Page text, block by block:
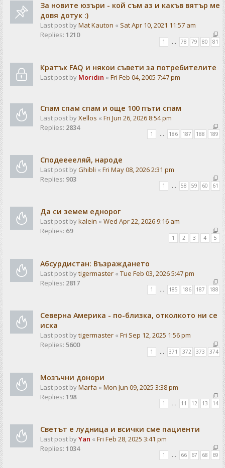
За новите юзъри - кой съм аз и какъв вятър ме
довя дотук :)
Last post byMat Kauton « Sat Apr 10, 2021 11:57 am
Replies: 1210
1 78 79 80 81
Кратък FAQ и някои съвети за потребителите
Last post by Moridin « Fri Feb 04, 2005 7:47 pm
Спам спам спам и още 100 пъти спам
Last post byXellos « Fri Jun 26, 2026 8:54 pm
Replies: 2834
1 … 186 187 188 189
Сподееееляй, народе
Last post byGhibli « Fri May 08, 2026 2:31 pm
Replies: 903
1 … 58 59 60 61
Да си земем еднорог
Last post bykalein « Wed Apr 22, 2026 9:16 am
Replies: 69
1 2 3 4 5
Абсурдистан: Възраждането
Last post bytigermaster « Tue Feb 03, 2026 5:47 pm
Replies: 2817
1 … 185 186 187 188
Северна Америка - по-близка, отколкото ни се
иска
Last post bytigermaster « Fri Sep 12, 2025 1:56 pm
Replies: 5600
1 371 372 373 374
Мозъчни донори
Last post byMarfa « Mon Jun 09, 2025 3:38 pm
Replies: 198
1 … 11 12 13 14
Светът е лудница и всички сме пациенти
Last post byYan « Fri Feb 28, 2025 3:41 pm
Replies: 1034
1 … 66 67 68 69